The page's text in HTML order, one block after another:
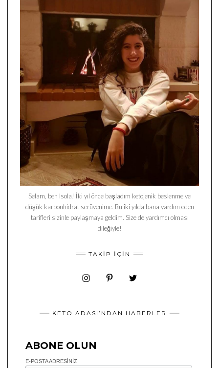
Selam, ben Isola! İki yıl önce başladım ketojenik beslenme ve
düşük karbonhidrat serüvenime. Bu iki yılda bana yardım eden
tarifleri sizinle paylaşmaya geldim. Size de yardımcı olması
dileğiyle!
TAKIP İÇIN
KETO ADASI’NDAN HABERLER
ABONE OLUN
E-POSTA ADRESINIZ